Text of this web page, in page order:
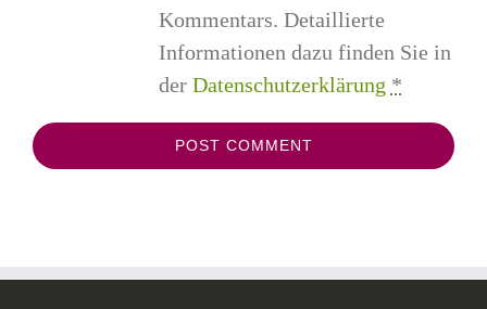
Kommentars. Detaillierte
Informationen dazu finden Sie in
der Datenschutzerklärung *